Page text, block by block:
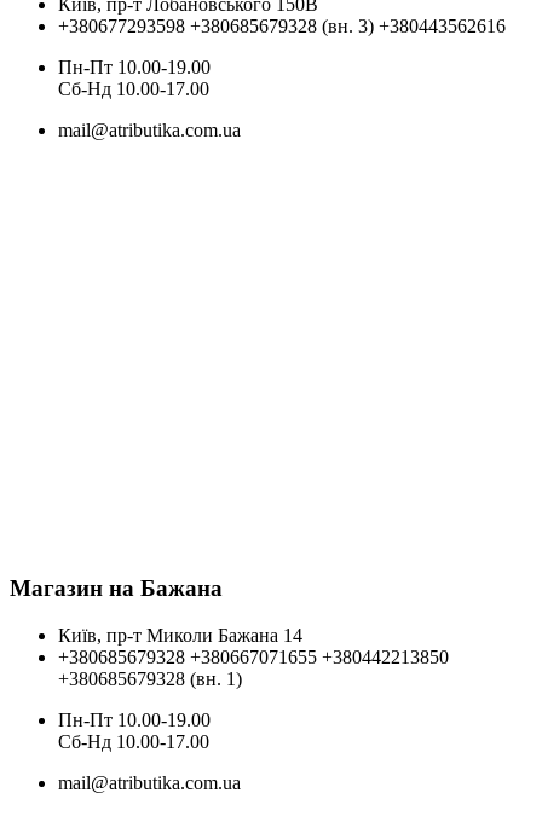
Київ, пр-т Лобановського 150В
+380677293598 +380685679328 (вн. 3) +380443562616
Пн-Пт 10.00-19.00
Cб-Нд 10.00-17.00
mail@atributika.com.ua
Магазин на Бажана
Київ, пр-т Миколи Бажана 14
+380685679328 +380667071655 +380442213850
+380685679328 (вн. 1)
Пн-Пт 10.00-19.00
Cб-Нд 10.00-17.00
mail@atributika.com.ua